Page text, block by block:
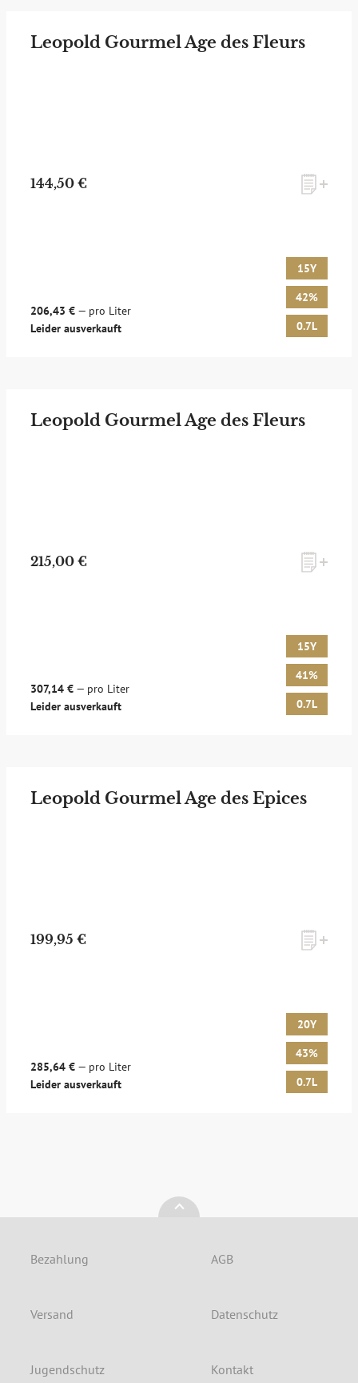
Leopold Gourmel Age des Fleurs
144,50 €
206,43 € — pro Liter
Leider ausverkauft
15Y
42%
0.7L
Leopold Gourmel Age des Fleurs
215,00 €
307,14 € — pro Liter
Leider ausverkauft
15Y
41%
0.7L
Leopold Gourmel Age des Epices
199,95 €
285,64 € — pro Liter
Leider ausverkauft
20Y
43%
0.7L
Bezahlung
Versand
AGB
Datenschutz
Jugendschutz Kontakt